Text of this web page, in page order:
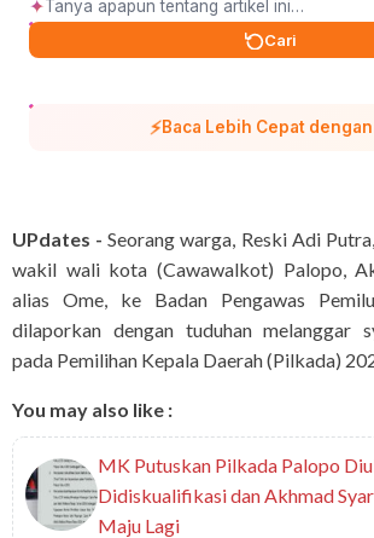
✦
Cari
⚡Baca Lebih Cepat dengan
UPdates - Seorang warga, Reski Adi
wakil wali kota (Cawawalkot) Palopo,
alias Ome, ke Badan Pengawas
dilaporkan dengan tuduhan melanggar
pada Pemilihan Kepala Daerah (Pilkada)
You may also like :
MK Putuskan Pilkada Palopo
Didiskualifikasi dan Akhmad
Maju Lagi